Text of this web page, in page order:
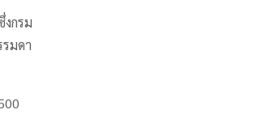
กรม
มดา